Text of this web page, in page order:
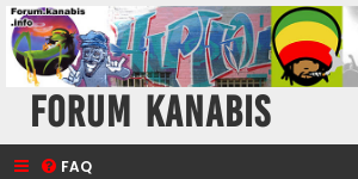
Forum Kanabis
FAQ